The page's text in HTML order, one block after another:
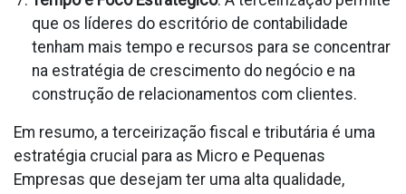
que os líderes do escritório de contabilidade
tenham mais tempo e recursos para se concentrar
na estratégia de crescimento do negócio e na
construção de relacionamentos com clientes.
Em resumo, a terceirização fiscal e tributária é uma
estratégia crucial para as Micro e Pequenas
Empresas que desejam ter uma alta qualidade,